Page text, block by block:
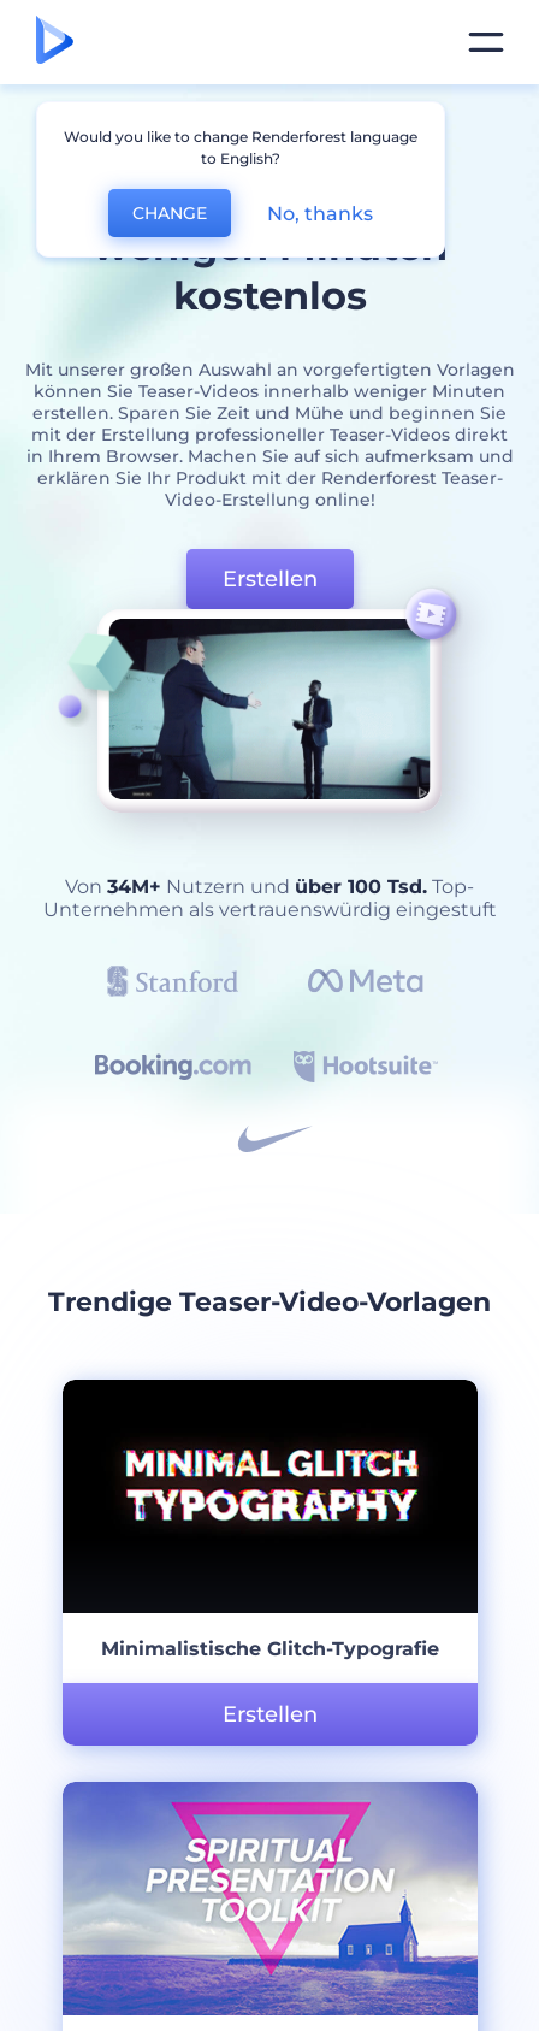
Erstellen Sie Ihr
Teaser-Video
wenigen Minuten
kostenlos
Mit unserer großen Auswahl an vorgefertigten Vorlagen
können Sie Teaser-Videos innerhalb weniger Minuten
erstellen. Sparen Sie Zeit und Mühe und beginnen Sie
mit der Erstellung professioneller Teaser-Videos direkt
in Ihrem Browser. Machen Sie auf sich aufmerksam und
erklären Sie Ihr Produkt mit der Renderforest Teaser-
Video-Erstellung online!
Erstellen
Von 34M+ Nutzern und über 100 Tsd. Top-
Unternehmen als vertrauenswürdig eingestuft
Trendige Teaser-Video-Vorlagen
Minimalistische Glitch-Typografie
Erstellen
Would you like to change Renderforest language
to English?
CHANGE No, thanks